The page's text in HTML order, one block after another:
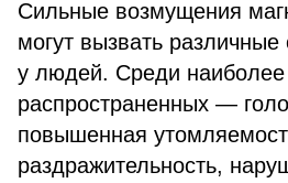
Сильные возмущения
могут вызвать
у людей. Среди наиболее
распространенных —
повышенная
раздражительность,